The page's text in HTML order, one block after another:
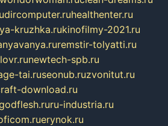
dircomputer.ruhealthenter.ru
kruzhka.rukinofilmy-2021.ru
remstir-tolyatti.ru
newtech-spb.ru
tai.ruseonub.ruzvonitut.ru
download.ru
ru-industria.ru
erynok.ru